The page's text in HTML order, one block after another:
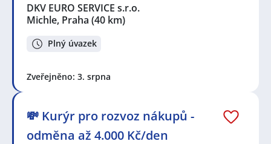
DKV EURO SERVICE s.r.o.
Michle, Praha (40 km)
Plný úvazek
Zveřejněno: 3. srpna
💸 Kurýr pro rozvoz nákupů -
odměna až 4.000 Kč/den